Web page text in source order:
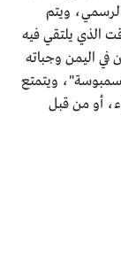
ويتم
الوقت الذي يلتقي فيه
في اليمن وجباته
ويتمتع
أو من قبل